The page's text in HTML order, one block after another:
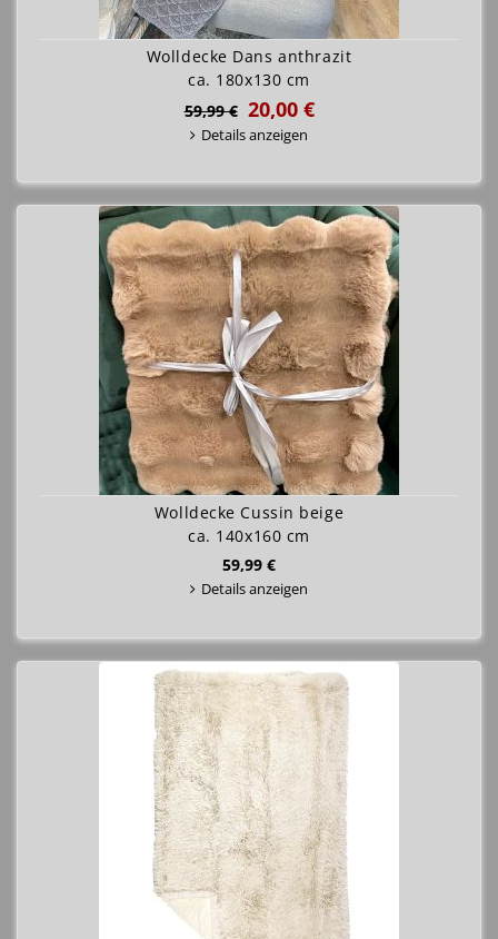
Wolldecke Dans anthrazit
ca. 180x130 cm
59,99 € 20,00 €
Details anzeigen
Wolldecke Cussin beige
ca. 140x160 cm
59,99 €
Details anzeigen